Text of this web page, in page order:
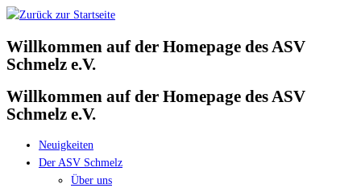
Zum
springen
Willkommen auf der Homepage des ASV
Schmelz e.V.
Willkommen auf der Homepage des ASV
Schmelz e.V.
Neuigkeiten
Der ASV Schmelz
Über uns